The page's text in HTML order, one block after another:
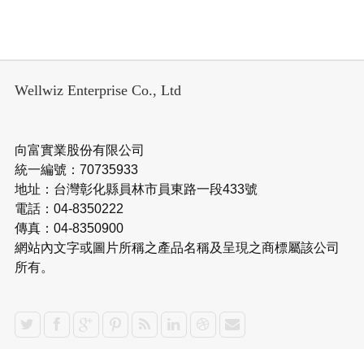
Wellwiz Enterprise Co., Ltd
向富實業股份有限公司
統一編號：70735933
地址：台灣彰化縣員林市員東路一段433號
電話：04-8350222
傳真：04-8350900
網站內文字或圖片所稱之產品名稱及呈現之商標屬該公司
所有。